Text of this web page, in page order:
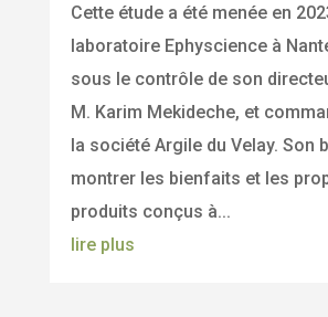
Cette étude a été menée en
laboratoire Ephyscience à
sous le contrôle de son
M. Karim Mekideche, et
la société Argile du Velay. Son
montrer les bienfaits et les
produits conçus à...
lire plus